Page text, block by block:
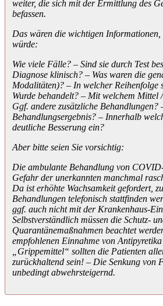
weiter, die sich mit der Ermittlung des
befassen.
Das wären die wichtigen Informationen,
würde:
Wie viele Fälle? – Sind sie durch Test
Diagnose klinisch? – Was waren die
Modalitäten)? – In welcher Reihenfolge
Wurde behandelt? – Mit welchem Mittel
Ggf. andere zusätzliche Behandlungen?
Behandlungsergebnis? – Innerhalb
deutliche Besserung ein?
Aber bitte seien Sie vorsichtig:
Die ambulante Behandlung von
Gefahr der unerkannten manchmal
Da ist erhöhte Wachsamkeit gefordert,
Behandlungen telefonisch stattfinden
ggf. auch nicht mit der Krankenhaus-
Selbstverständlich müssen die Schutz-
Quarantänemaßnahmen beachtet
empfohlenen Einnahme von
„Grippemittel“ sollten die Patienten
zurückhaltend sein! – Die Senkung von
unbedingt abwehrsteigernd.